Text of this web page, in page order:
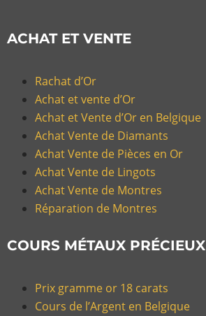
ACHAT ET VENTE
Rachat d’Or
Achat et vente d’Or
Achat et Vente d’Or en Belgique
Achat Vente de Diamants
Achat Vente de Pièces en Or
Achat Vente de Lingots
Achat Vente de Montres
Réparation de Montres
COURS MÉTAUX PRÉCIEUX
Prix gramme or 18 carats
Cours de l’Argent en Belgique